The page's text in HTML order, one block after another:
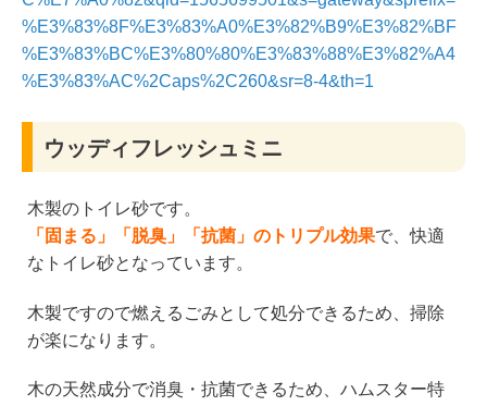
%E3%83%8F%E3%83%A0%E3%82%B9%E3%82%BF
%E3%83%BC%E3%80%80%E3%83%88%E3%82%A4
%E3%83%AC%2Caps%2C260&sr=8-4&th=1
ウッディフレッシュミニ
木製のトイレ砂です。
「固まる」「脱臭」「抗菌」のトリプル効果で、快適
なトイレ砂となっています。
木製ですので燃えるごみとして処分できるため、掃除
が楽になります。
木の天然成分で消臭・抗菌できるため、ハムスター特